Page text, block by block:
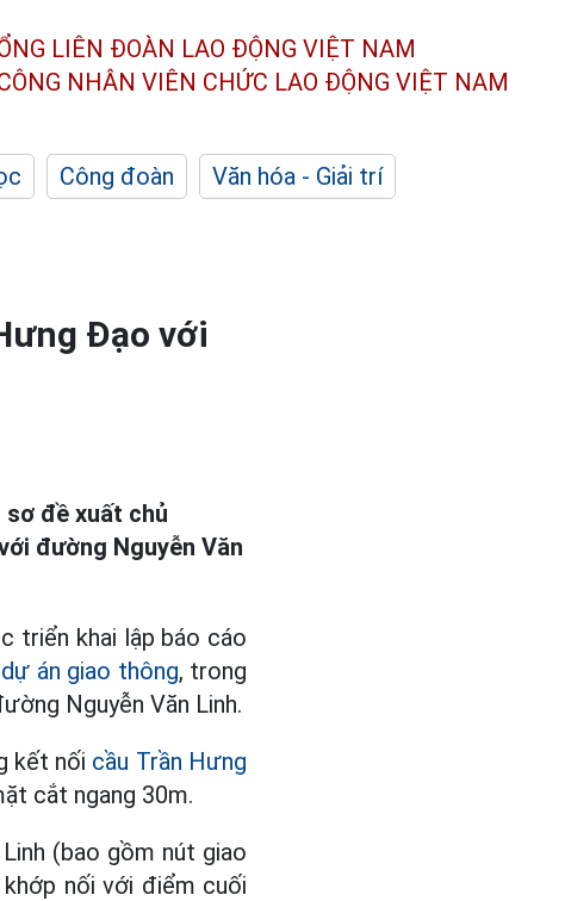
LIÊN ĐOÀN LAO ĐỘNG VIỆT NAM
NHÂN VIÊN CHỨC LAO ĐỘNG VIỆT NAM
Công đoàn
Văn hóa - Giải trí
Đạo với
sơ đề xuất chủ
đường Nguyễn Văn
triển khai lập báo cáo
dự án giao thông, trong
Nguyễn Văn Linh.
kết nối cầu Trần Hưng
cắt ngang 30m.
(bao gồm nút giao
nối với điểm cuối